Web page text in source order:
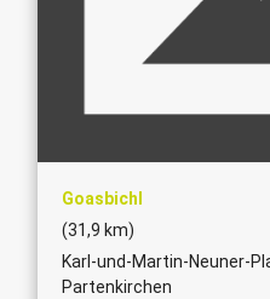
Goasbichl
(31,9 km)
Karl-und-Martin-Neuner-
Partenkirchen